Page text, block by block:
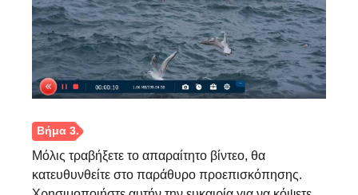
Μόλις τραβήξετε το απαραίτητο βίντεο, θα
κατευθυνθείτε στο παράθυρο προεπισκόπησης.